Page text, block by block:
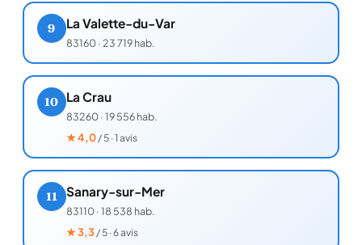
9 La Valette-du-Var
83160·23 719 hab.
10 La Crau
83260·19 556 hab.
★4,0/ 5 · 1 avis
11 Sanary-sur-Mer
83110·18 538 hab.
★3,3/ 5 · 6 avis